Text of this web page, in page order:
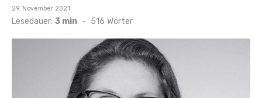
Veröffentlicht
am
29. November 2021
Lesedauer: 3 min - 516 Wörter